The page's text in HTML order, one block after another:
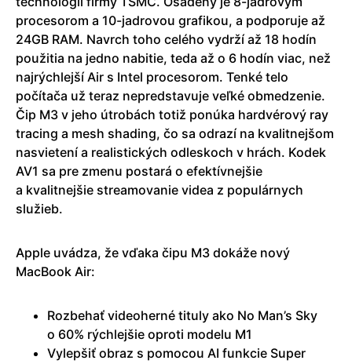
procesorom a 10-jadrovou grafikou, a podporuje až
24GB RAM. Navrch toho celého vydrží až 18 hodín
použitia na jedno nabitie, teda až o 6 hodín viac, než
najrýchlejší Air s Intel procesorom. Tenké telo
počítača už teraz nepredstavuje veľké obmedzenie.
Čip M3 v jeho útrobách totiž ponúka hardvérový ray
tracing a mesh shading, čo sa odrazí na kvalitnejšom
nasvietení a realistických odleskoch v hrách. Kodek
AV1 sa pre zmenu postará o efektívnejšie
a kvalitnejšie streamovanie videa z populárnych
služieb.
Apple uvádza, že vďaka čipu M3 dokáže nový
MacBook Air:
Rozbehať videoherné tituly ako No Man’s Sky
o 60% rýchlejšie oproti modelu M1
Vylepšiť obraz s pomocou AI funkcie Super